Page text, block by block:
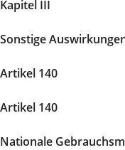
Kapitel III
Sonstige
Artikel 140
Artikel 140
Nationale